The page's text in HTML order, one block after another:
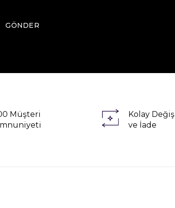
GÖNDER
Müşteri
Kolay
ve İade